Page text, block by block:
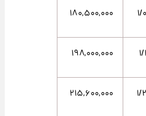
۱۸۰,۵۰۰,۰۰۰
۱۹۸,۰۰۰,۰۰۰
۲۱۵,۶۰۰,۰۰۰